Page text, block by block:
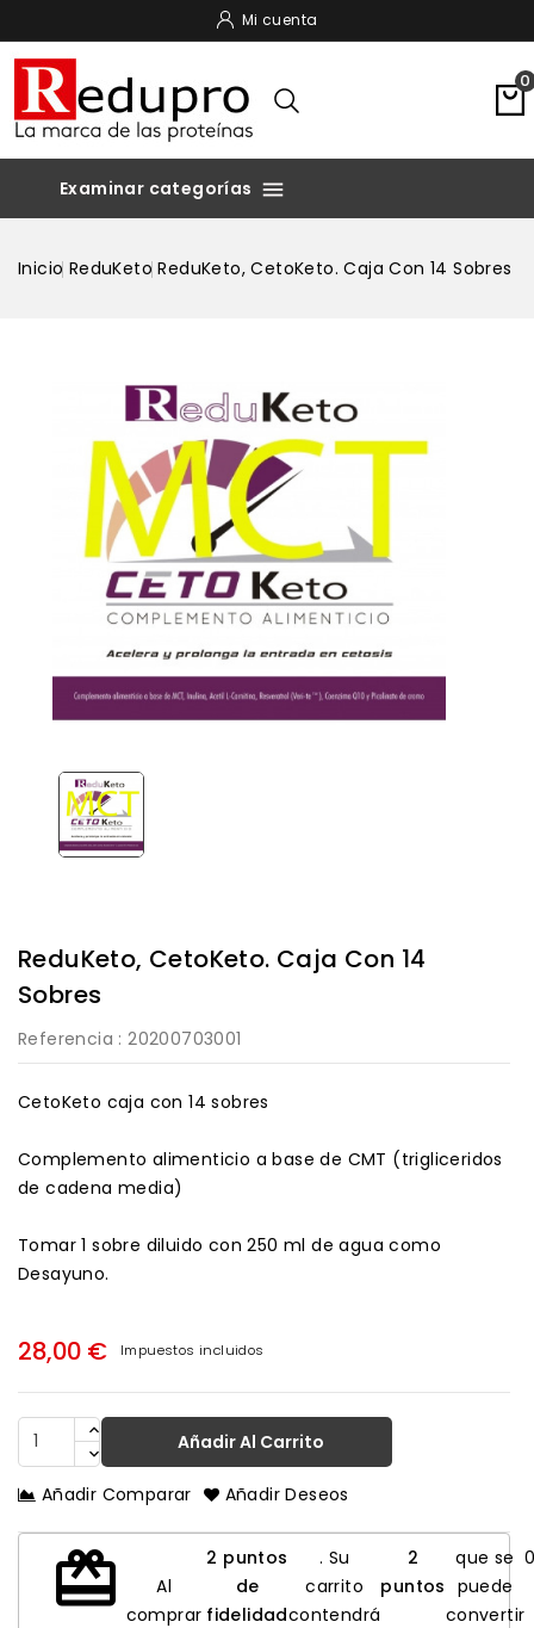
Mi cuenta
0

Inicio ReduKeto ReduKeto, CetoKeto. Caja Con 14 Sobres
ReduKeto, CetoKeto. Caja Con 14
Sobres
Referencia : 20200703001
CetoKeto caja con 14 sobres
Complemento alimenticio a base de CMT (trigliceridos
de cadena media)
Tomar 1 sobre diluido con 250 ml de agua como
Desayuno.
28,00 € Impuestos incluidos
Añadir Al Carrito
Añadir Comparar Añadir Deseos
redeem
Al
comprar
2 puntos
de
fidelidad
. Su
carrito
contendrá
2
puntos
que se
puede
convertir